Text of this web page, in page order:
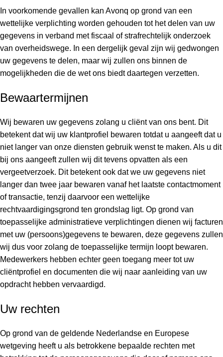
In voorkomende gevallen kan Avonq op grond van een
wettelijke verplichting worden gehouden tot het delen van uw
gegevens in verband met fiscaal of strafrechtelijk onderzoek
van overheidswege. In een dergelijk geval zijn wij gedwongen
uw gegevens te delen, maar wij zullen ons binnen de
mogelijkheden die de wet ons biedt daartegen verzetten.
Bewaartermijnen
Wij bewaren uw gegevens zolang u cliënt van ons bent. Dit
betekent dat wij uw klantprofiel bewaren totdat u aangeeft dat u
niet langer van onze diensten gebruik wenst te maken. Als u dit
bij ons aangeeft zullen wij dit tevens opvatten als een
vergeetverzoek. Dit betekent ook dat we uw gegevens niet
langer dan twee jaar bewaren vanaf het laatste contactmoment
of transactie, tenzij daarvoor een wettelijke
rechtvaardigingsgrond ten grondslag ligt. Op grond van
toepasselijke administratieve verplichtingen dienen wij facturen
met uw (persoons)gegevens te bewaren, deze gegevens zullen
wij dus voor zolang de toepasselijke termijn loopt bewaren.
Medewerkers hebben echter geen toegang meer tot uw
cliëntprofiel en documenten die wij naar aanleiding van uw
opdracht hebben vervaardigd.
Uw rechten
Op grond van de geldende Nederlandse en Europese
wetgeving heeft u als betrokkene bepaalde rechten met